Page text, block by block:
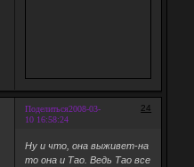
Поделиться 24
2008-03-
10 16:58:24
Ну и что, она выживет-на
то она и Тао. Ведь Тао все